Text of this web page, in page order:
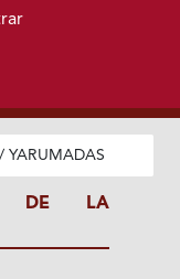
/ YARUMADAS
DE LA